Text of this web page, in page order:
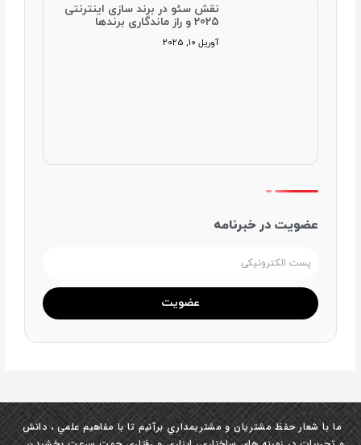
نقش سئو در برند سازی اینترنتی
2025 و راز ماندگاری برندها
آوریل 10, 2025
عضویت در خبرنامه
ایمیل
عضویت
ما با شعار حفظ مشتريان و مشتري‏مداري برآنيم تا با مفاهيم علمي ، دانش